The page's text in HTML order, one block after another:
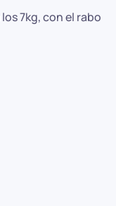
7kg, con el rabo